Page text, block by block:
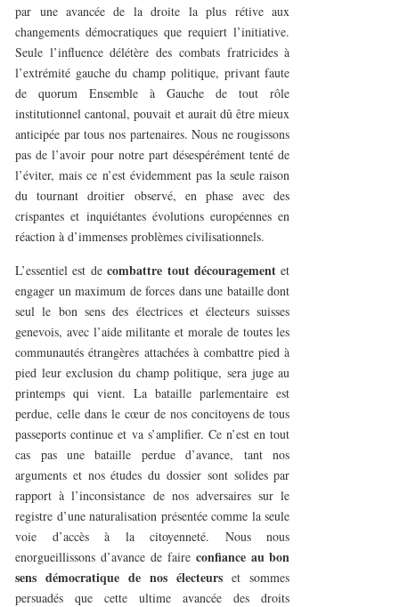
par une avancée de la droite la plus rétive aux
changements démocratiques que requiert l’initiative.
Seule l’influence délétère des combats fratricides à
l’extrémité gauche du champ politique, privant faute
de quorum Ensemble à Gauche de tout rôle
institutionnel cantonal, pouvait et aurait dû être mieux
anticipée par tous nos partenaires. Nous ne rougissons
pas de l’avoir pour notre part désespérément tenté de
l’éviter, mais ce n’est évidemment pas la seule raison
du tournant droitier observé, en phase avec des
crispantes et inquiétantes évolutions européennes en
réaction à d’immenses problèmes civilisationnels.
L’essentiel est decombattre tout découragement et
engager un maximum de forces dans une bataille dont
seul le bon sens des électrices et électeurs suisses
genevois, avec l’aide militante et morale de toutes les
communautés étrangères attachées à combattre pied à
pied leur exclusion du champ politique, sera juge au
printemps qui vient. La bataille parlementaire est
perdue, celle dans le cœur de nos concitoyens de tous
passeports continue et va s’amplifier. Ce n’est en tout
cas pas une bataille perdue d’avance, tant nos
arguments et nos études du dossier sont solides par
rapport à l’inconsistance de nos adversaires sur le
registre d’une naturalisation présentée comme la seule
voie d’accès à la citoyenneté. Nous nous
enorgueillissons d’avance de faire confiance au bon
sens démocratique de nos électeurs et sommes
persuadés que cette ultime avancée des droits